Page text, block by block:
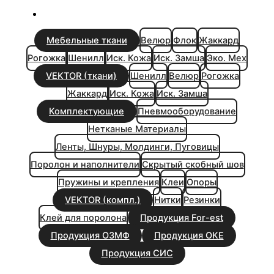
Мебельные ткани Велюр Флок Жаккард
Рогожка Шенилл Иск. Кожа Иск. Замша Эко. Мех
VEKTOR (ткани)
Шенилл Велюр Рогожка
Жаккард Иск. Кожа Иск. Замша
Комплектующие
Пневмооборудование
Нетканые Материалы
Ленты, Шнуры, Молдинги, Пуговицы
Поролон и наполнители Скрытый скобный шов
Пружины и крепления Клеи Опоры
VEKTOR (компл.)
Нитки Резинки
Клей для поролона
Продукция For-est
Продукция ОЗМФ
Продукция ОКЕ
Продукция СИС